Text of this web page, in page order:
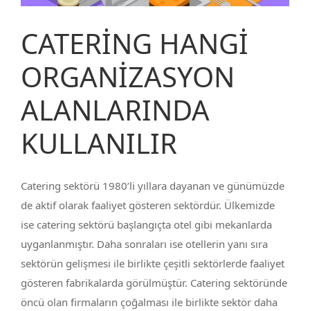
CATERİNG HANGİ
ORGANİZASYON
ALANLARINDA
KULLANILIR
Catering sektörü 1980’li yıllara dayanan ve günümüzde
de aktif olarak faaliyet gösteren sektördür. Ülkemizde
ise catering sektörü başlangıçta otel gibi mekanlarda
uyganlanmıştır. Daha sonraları ise otellerin yanı sıra
sektörün gelişmesi ile birlikte çeşitli sektörlerde faaliyet
gösteren fabrikalarda görülmüştür. Catering sektöründe
öncü olan firmaların çoğalması ile birlikte sektör daha